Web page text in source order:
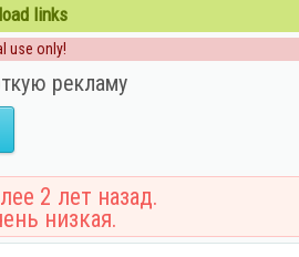
links
use only!
рекламу
2 лет назад.
низкая.